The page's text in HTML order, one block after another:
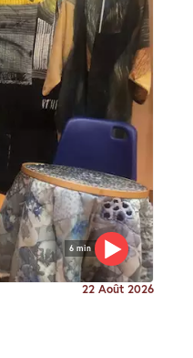
6 min
22 Août 2026